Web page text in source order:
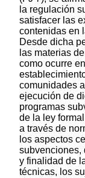
la regulación
satisfacer las
contenidas en
Desde dicha
las materias
como ocurre
comunidades
ejecución de
programas
de la ley
a través de
los aspectos
subvenciones,
y finalidad de
técnicas, los